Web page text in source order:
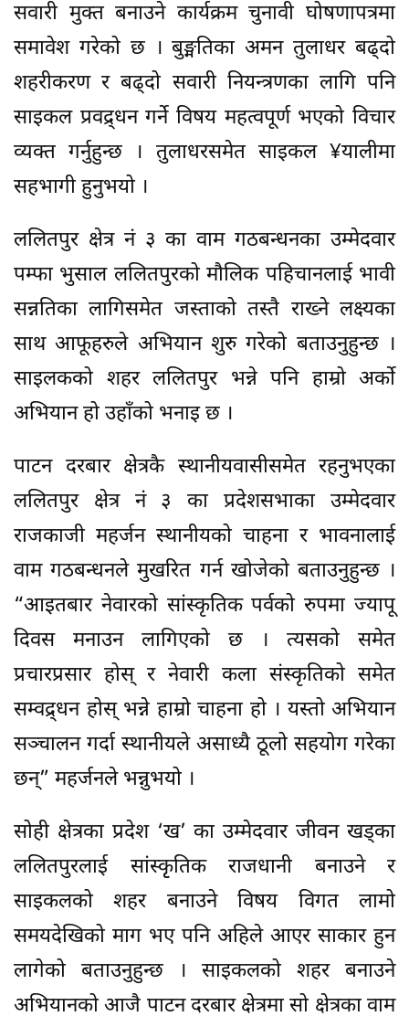
सवारी मुक्त बनाउने कार्यक्रम चुनावी घोषणापत्रमा
समावेश गरेको छ । बुङ्मतिका अमन तुलाधर बढ्दो
शहरीकरण र बढ्दो सवारी नियन्त्रणका लागि पनि
साइकल प्रवद्र्धन गर्ने विषय महत्वपूर्ण भएको विचार
व्यक्त गर्नुहुन्छ । तुलाधरसमेत साइकल ¥यालीमा
सहभागी हुनुभयो ।
ललितपुर क्षेत्र नं ३ का वाम गठबन्धनका उम्मेदवार
पम्फा भुसाल ललितपुरको मौलिक पहिचानलाई भावी
सन्नतिका लागिसमेत जस्ताको तस्तै राख्ने लक्ष्यका
साथ आफूहरुले अभियान शुरु गरेको बताउनुहुन्छ ।
साइलकको शहर ललितपुर भन्ने पनि हाम्रो अर्को
अभियान हो उहाँको भनाइ छ ।
पाटन दरबार क्षेत्रकै स्थानीयवासीसमेत रहनुभएका
ललितपुर क्षेत्र नं ३ का प्रदेशसभाका उम्मेदवार
राजकाजी महर्जन स्थानीयको चाहना र भावनालाई
वाम गठबन्धनले मुखरित गर्न खोजेको बताउनुहुन्छ ।
“आइतबार नेवारको सांस्कृतिक पर्वको रुपमा ज्यापू
दिवस मनाउन लागिएको छ । त्यसको समेत
प्रचारप्रसार होस् र नेवारी कला संस्कृतिको समेत
सम्वद्र्धन होस् भन्ने हाम्रो चाहना हो । यस्तो अभियान
सञ्चालन गर्दा स्थानीयले असाध्यै ठूलो सहयोग गरेका
छन्” महर्जनले भन्नुभयो ।
सोही क्षेत्रका प्रदेश ‘ख’ का उम्मेदवार जीवन खड्का
ललितपुरलाई सांस्कृृतिक राजधानी बनाउने र
साइकलको शहर बनाउने विषय विगत लामो
समयदेखिको माग भए पनि अहिले आएर साकार हुन
लागेको बताउनुहुन्छ । साइकलको शहर बनाउने
अभियानको आजै पाटन दरबार क्षेत्रमा सो क्षेत्रका वाम